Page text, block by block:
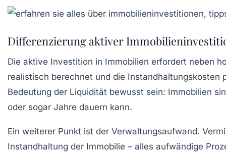
Differenzierung aktiver
Die aktive Investition in Immobilien erfordert neben
realistisch berechnet und die
Bedeutung der Liquidität bewusst sein: Immobilien
oder sogar Jahre dauern kann.
Ein weiterer Punkt ist der Verwaltungsaufwand.
Instandhaltung der Immobilie – alles aufwändige